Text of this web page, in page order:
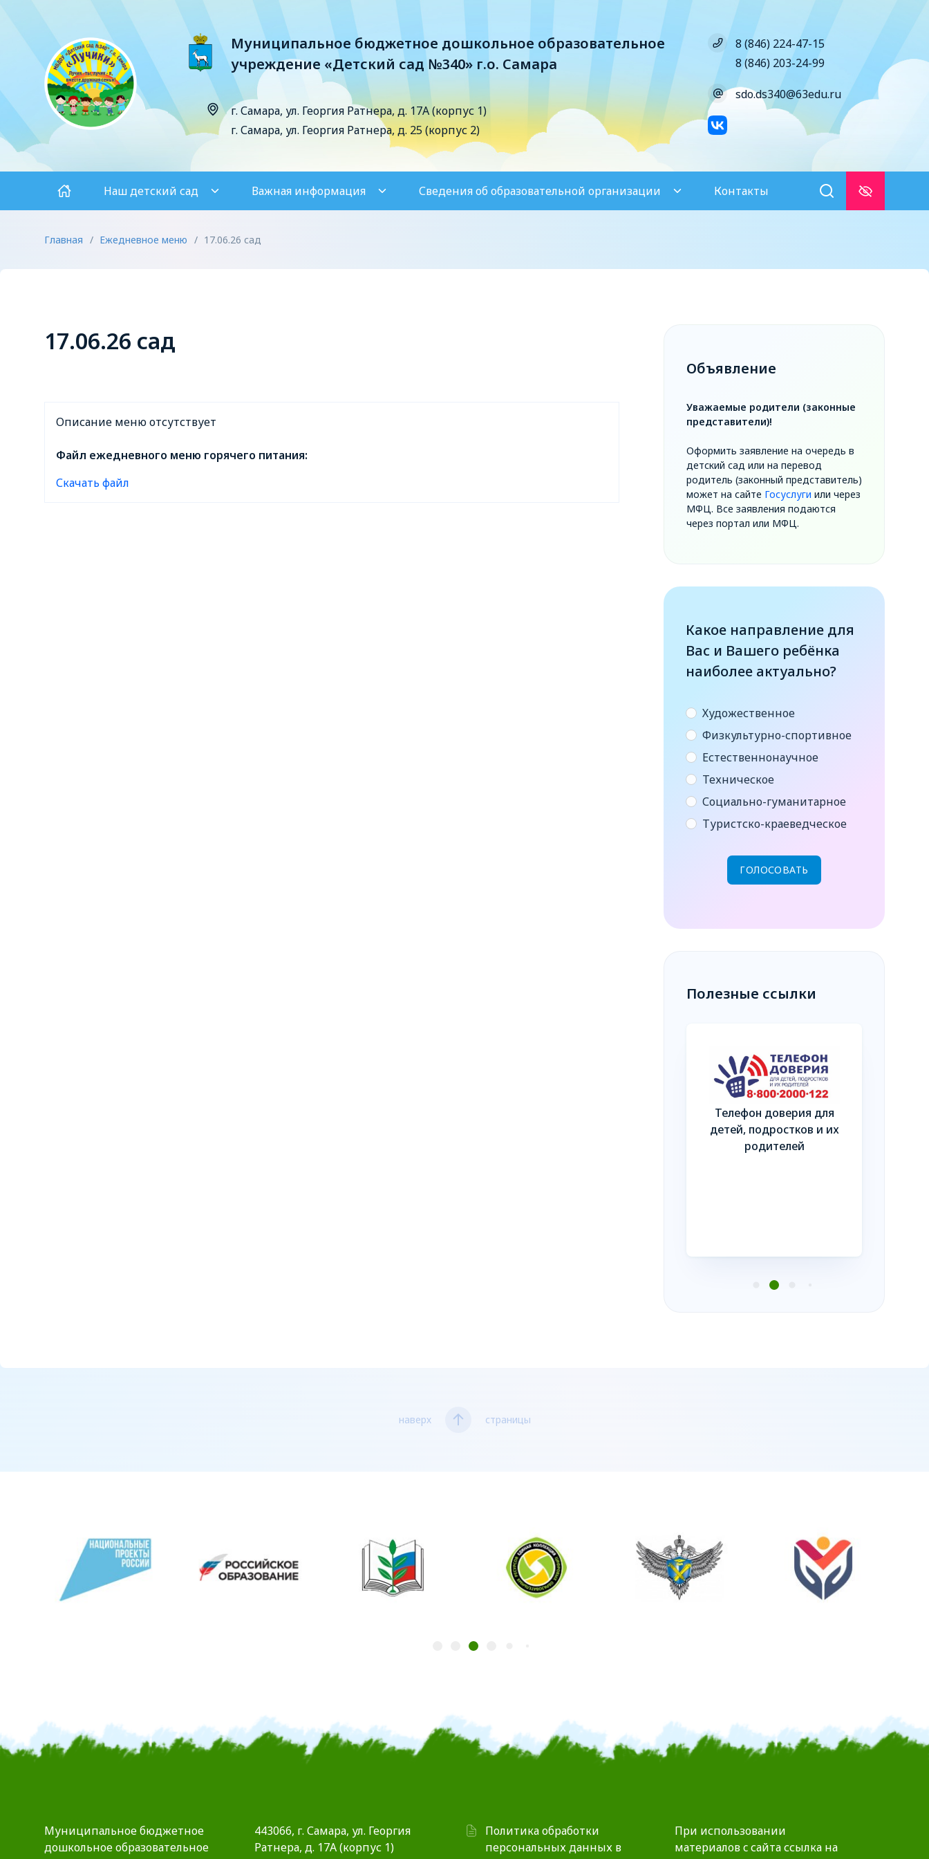
Муниципальное бюджетное дошкольное образовательное
учреждение «Детский сад №340» г.о. Самара
г. Самара, ул. Георгия Ратнера, д. 17А (корпус 1)
г. Самара, ул. Георгия Ратнера, д. 25 (корпус 2)
8 (846) 224-47-15
8 (846) 203-24-99
sdo.ds340@63edu.ru
Наш детский сад Важная информация Сведения об образовательной организации Контакты
Главная / Ежедневное меню / 17.06.26 сад
17.06.26 сад
Описание меню отсутствует
Файл ежедневного меню горячего питания:
Скачать файл
Объявление
Уважаемые родители (законные
представители)!
Оформить заявление на очередь в
детский сад или на перевод
родитель (законный представитель)
может на сайте Госуслуги или через
МФЦ. Все заявления подаются
через портал или МФЦ.
Какое направление для
Вас и Вашего ребёнка
наиболее актуально?
Художественное
Физкультурно-спортивное
Естественнонаучное
Техническое
Социально-гуманитарное
Туристско-краеведческое
Полезные ссылки
Телефон доверия для
детей, подростков и их
родителей
наверх страницы
Муниципальное бюджетное
дошкольное образовательное
443066, г. Самара, ул. Георгия
Ратнера, д. 17А (корпус 1)
Политика обработки
персональных данных в
При использовании
материалов c сайта ссылка на